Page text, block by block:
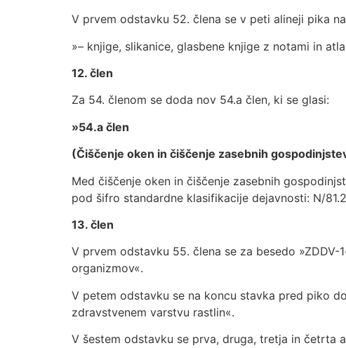
V prvem odstavku 52. člena se v peti alineji pika
»– knjige, slikanice, glasbene knjige z notami in
12. člen
Za 54. členom se doda nov 54.a člen, ki se glasi:
»54.a člen
(Čiščenje oken in čiščenje zasebnih
Med čiščenje oken in čiščenje zasebnih
pod šifro standardne klasifikacije dejavnosti: N/
13. člen
V prvem odstavku 55. člena se za besedo
organizmov«.
V petem odstavku se na koncu stavka pred piko
zdravstvenem varstvu rastlin«.
V šestem odstavku se prva, druga, tretja in četrta